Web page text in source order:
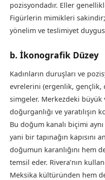
pozisyondadır. Eller
Figürlerin mimikleri
yönelim ve teslimiyet
b. İkonografik Düzey
Kadınların duruşları ve
evrelerini (ergenlik, gençlik,
simgeler. Merkezdeki büyük
doğurganlığı ve yaratılışın
Bu doğum kanalı biçimi
yani bir tapınağın kapısını
doğumun karanlığını hem
temsil eder. Rivera’nın
Meksika kültüründen hem